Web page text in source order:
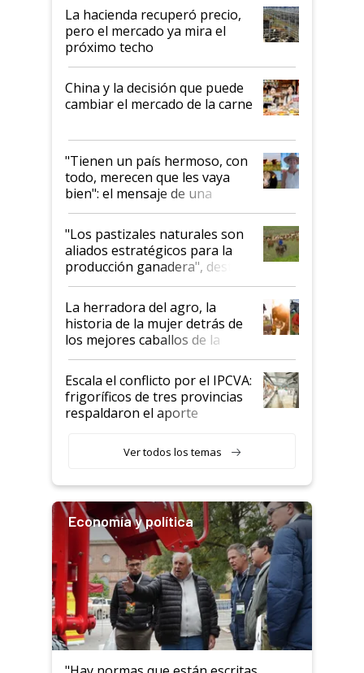
La hacienda recuperó precio,
pero el mercado ya mira el
próximo techo
China y la decisión que puede
cambiar el mercado de la carne
"Tienen un país hermoso, con
todo, merecen que les vaya
bien": el mensaje de una
ganadera uruguaya sobre las
oportunidades que se abren
para el agro en Argentina, con
foco en la carne
"Los pastizales naturales son
aliados estratégicos para la
producción ganadera", destaca
la iniciativa que ya reúne a 46
establecimientos en Argentina
La herradora del agro, la
historia de la mujer detrás de
los mejores caballos de la
Argentina y los mitos que
todavía hacen sufrir a estos
animales: "Mientras me
descalificaban, yo seguí
haciendo currículum"
Escala el conflicto por el IPCVA:
frigoríficos de tres provincias
respaldaron el aporte
Ver todos los temas
Economía y política